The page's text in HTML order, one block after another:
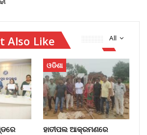
All
Also Like
ଓଡିଶା
ହାତୀପଲ ଆକ୍ରମଣରେ